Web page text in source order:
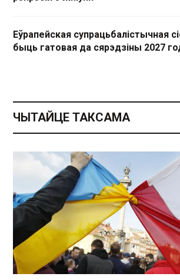
Еўрапейская супрацьбалістычная
быць гатовая да сярэдзіны 2027
ЧЫТАЙЦЕ ТАКСАМА